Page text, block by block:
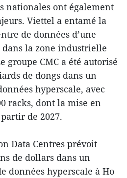
nationales ont également
Viettel a entamé la
de données d’une
dans la zone industrielle
groupe CMC a été autorisé
de dongs dans un
hyperscale, avec
racks, dont la mise en
de 2027.
Data Centres prévoit
de dollars dans un
données hyperscale à Ho